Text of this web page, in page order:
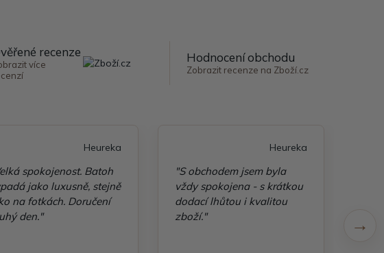
recenze
více
Hodnocení obchodu
Zobrazit recenze na Zboží.cz
Heureka
spokojenost. Batoh
jako luxusně, stejně
na fotkách. Doručení
den."
Heureka
"S obchodem jsem byla
vždy spokojena - s krátkou
dodací lhůtou i kvalitou
zboží."